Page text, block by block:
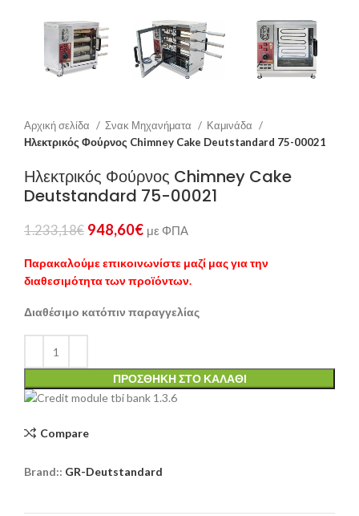
Αρχική σελίδα Σνακ Μηχανήματα
Καμινάδα
Ηλεκτρικός Φούρνος Chimney Cake Deutstandard 75-00021
Ηλεκτρικός Φούρνος Chimney Cake
Deutstandard 75-00021
1.233,18€ 948,60€ με ΦΠΑ
Παρακαλούμε επικοινωνίστε μαζί μας για την
διαθεσιμότητα των προϊόντων.
Διαθέσιμο κατόπιν παραγγελίας
ΠΡΟΣΘΉΚΗ ΣΤΟ ΚΑΛΆΘΙ
Compare
Brand:: GR-Deutstandard